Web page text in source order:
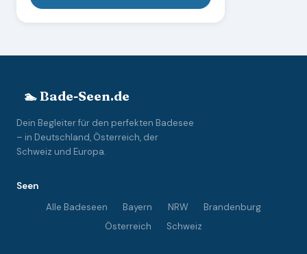
🏊 Bade-Seen.de
Dein Begleiter für den perfekten Badesee
– in Deutschland, Österreich, der
Schweiz und Europa.
Seen
Alle Badeseen
Bayern NRW
Brandenburg
Österreich
Schweiz